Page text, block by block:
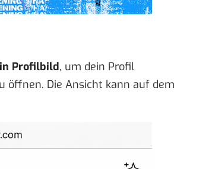
Profilbild, um dein Profil
öffnen. Die Ansicht kann auf dem